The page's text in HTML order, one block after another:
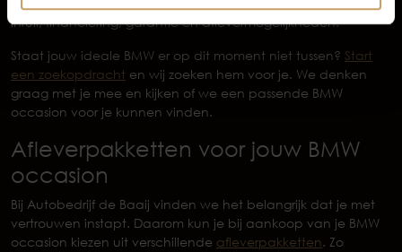
inruil, financiering, garantie en aflevermogelijkheden.
Staat jouw ideale BMW er op dit moment niet tussen? Start
een zoekopdracht en wij zoeken hem voor je. We denken
graag met je mee en kijken of we een passende BMW
occasion voor je kunnen vinden.
Afleverpakketten voor jouw BMW
occasion
Bij Autobedrijf de Baaij vinden we het belangrijk dat je met
vertrouwen instapt. Daarom kun je bij aankoop van je BMW
occasion kiezen uit verschillende afleverpakketten. Zo